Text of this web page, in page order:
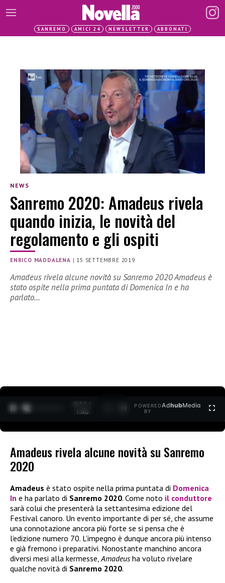
SANREMO AMICI 24 NEWSLETTER ABBONATI
NEWS
Sanremo 2020: Amadeus rivela
quando inizia, le novità del
regolamento e gli ospiti
ENRICO MADDALENA | 15 SETTEMBRE 2019
Amadeus rivela alcune novità su Sanremo 2020 Amadeus è
stato ospite nella prima puntata di Domenica In e ha
parlato…
0:11 /
1:40
POWERED
BY
AdhubMedia
Amadeus rivela alcune novità su Sanremo
2020
Amadeus è stato ospite nella prima puntata di Domenica
In e ha parlato di Sanremo 2020. Come noto il conduttore
sarà colui che presenterà la settantesima edizione del
Festival canoro. Un evento importante di per sé, che assume
una connotazione ancora più forte se si pensa che è
l’edizione numero 70. L’impegno è dunque ancora più intenso
e già fremono i preparativi. Nonostante manchino ancora
diversi mesi alla kermesse,Amadeusha voluto rivelare
qualche novità di Sanremo 2020.